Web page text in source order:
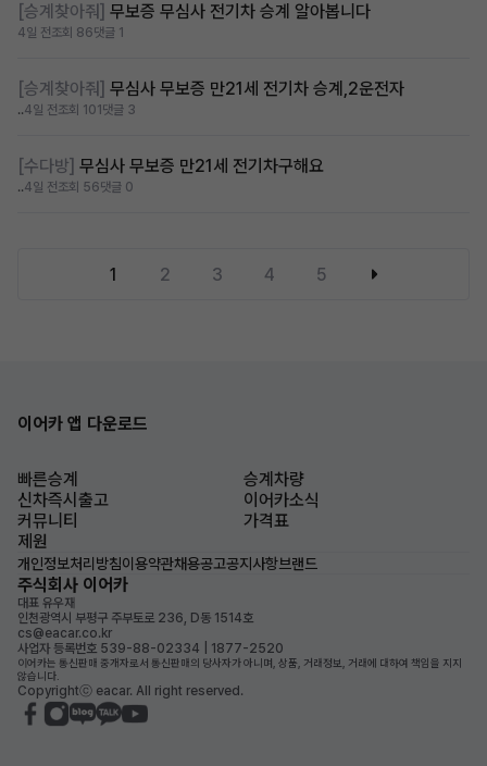
[승계찾아줘] 무보증 무심사 전기차 승계 알아봅니다
4일 전조회 86댓글 1
[승계찾아줘] 무심사 무보증 만21세 전기차 승계,2운전자
..4일 전조회 101 댓글 3
[수다방] 무심사 무보증 만21세 전기차구해요
..4일 전조회 56댓글 0
1 2 3 4 5
이어카 앱 다운로드
빠른승계
승계차량
신차즉시출고
이어카소식
커뮤니티
가격표
제원
개인정보처리방침이용약관채용공고공지사항브랜드
주식회사 이어카
대표 유우재
인천광역시 부평구 주부토로 236, D동 1514호
cs@eacar.co.kr
사업자 등록번호 539-88-02334 | 1877-2520
이어카는 통신판매 중개자로서 통신판매의 당사자가 아니며, 상품, 거래정보, 거래에 대하여 책임을 지지
않습니다.
Copyrightⓒ eacar. All right reserved.